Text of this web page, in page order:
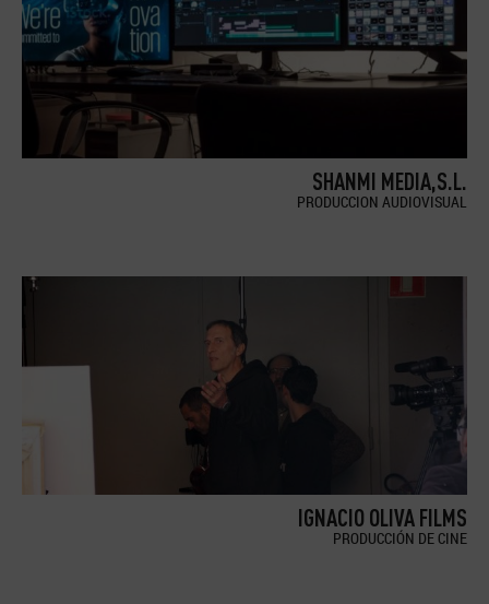
SHANMI MEDIA,S.L.
PRODUCCION AUDIOVISUAL
IGNACIO OLIVA FILMS
PRODUCCIÓN DE CINE